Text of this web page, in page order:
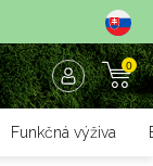
0
Funkčná výživa